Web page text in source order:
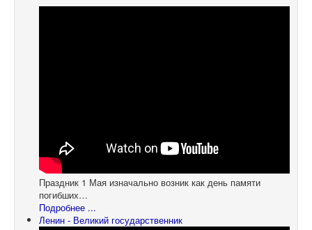
Праздник 1 Мая изначально возник как день памяти
погибших…
Подробнее ...
Ленин - Великий государственник